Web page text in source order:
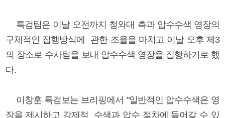
특검팀은 이날 오전까지 청와대 측과 압수수색 영장의
구체적인 집행방식에 관한 조율을 마치고 이날 오후 제3
의 장소로 수사팀을 보내 압수수색 영장을 집행하기로 했
다.
이창훈 특검보는 브리핑에서 "일반적인 압수수색은 영
장을 제시하고 강제적 수색과 압수 절차에 들어갈 수 있